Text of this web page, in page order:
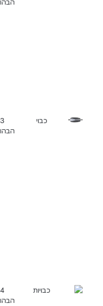
הבהובים
הבהובים
כבויות
הבהובים